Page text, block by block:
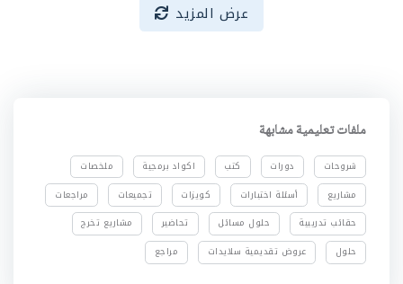
عرض المزيد
ملفات تعليمية مشابهة
شروحات دورات كتب اكواد برمجية
ملخصات
مشاريع
أسئلة اختبارات كويزات تجميعات
مراجعات
حقائب تدريبية
حلول مسائل تحاضير
مشاريع تخرج
حلول
عروض تقديمية سلايدات مراجع